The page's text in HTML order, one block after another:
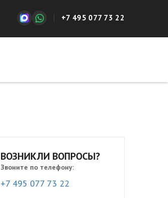
+7 495 077 73 22
ВОЗНИКЛИ ВОПРОСЫ?
Звоните по телефону:
+7 495 077 73 22